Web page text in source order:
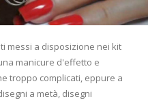
messi a disposizione nei kit
manicure d'effetto e
troppo complicati, eppure a
a metà, disegni